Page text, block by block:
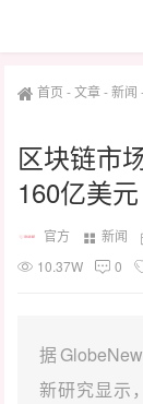
首页 -文章-新闻
区块链市
160亿美元
官方 新闻
10.37W
0
据
新研究显示